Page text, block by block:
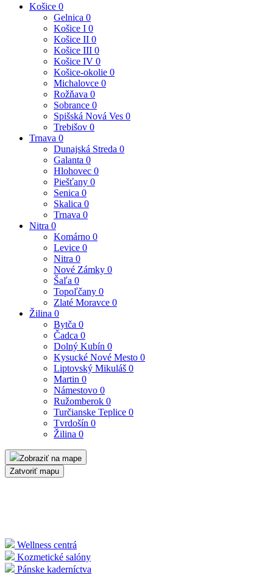
Košice 0
Gelnica 0
Košice I 0
Košice II 0
Košice III 0
Košice IV 0
Košice-okolie 0
Michalovce 0
Rožňava 0
Sobrance 0
Spišská Nová Ves 0
Trebišov 0
Trnava 0
Dunajská Streda 0
Galanta 0
Hlohovec 0
Piešťany 0
Senica 0
Skalica 0
Trnava 0
Nitra 0
Komárno 0
Levice 0
Nitra 0
Nové Zámky 0
Šaľa 0
Topoľčany 0
Zlaté Moravce 0
Žilina 0
Bytča 0
Čadca 0
Dolný Kubín 0
Kysucké Nové Mesto 0
Liptovský Mikuláš 0
Martin 0
Námestovo 0
Ružomberok 0
Turčianske Teplice 0
Tvrdošín 0
Žilina 0
Zobraziť na mape
Zatvoriť mapu
Wellness centrá
Kozmetické salóny
Pánske kaderníctva